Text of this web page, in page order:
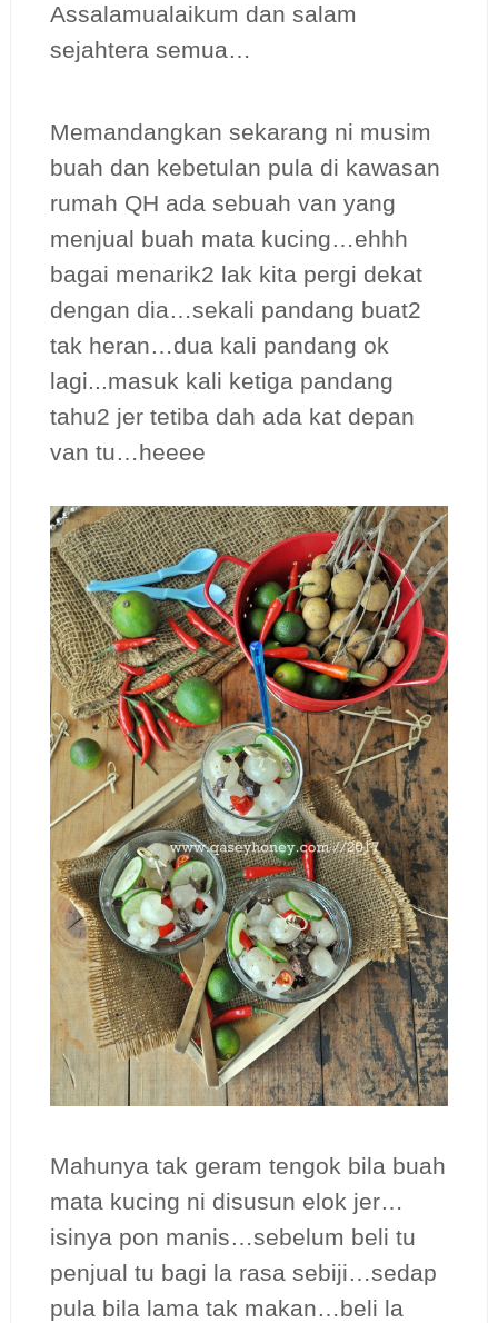
Assalamualaikum dan salam
sejahtera semua…
Memandangkan sekarang ni musim
buah dan kebetulan pula di kawasan
rumah QH ada sebuah van yang
menjual buah mata kucing…ehhh
bagai menarik2 lak kita pergi dekat
dengan dia…sekali pandang buat2
tak heran…dua kali pandang ok
lagi...masuk kali ketiga pandang
tahu2 jer tetiba dah ada kat depan
van tu…heeee
Mahunya tak geram tengok bila buah
mata kucing ni disusun elok jer…
isinya pon manis…sebelum beli tu
penjual tu bagi la rasa sebiji…sedap
pula bila lama tak makan…beli la